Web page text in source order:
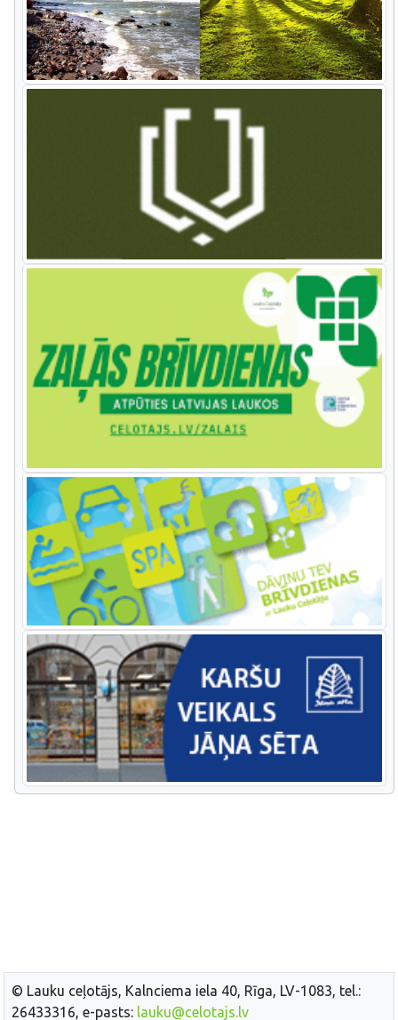
© Lauku ceļotājs, Kalnciema iela 40, Rīga, LV-1083, tel.:
26433316, e-pasts: lauku@celotajs.lv